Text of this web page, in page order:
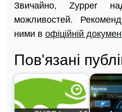
Звичайно, Zypper
можливостей.
ними в офіційній
Пов'язані